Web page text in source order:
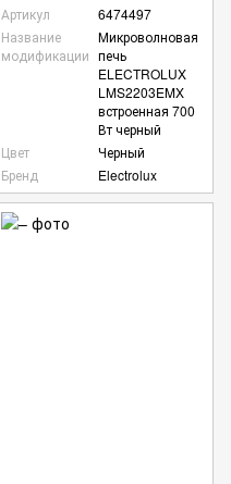
Артикул
6474497
Название
модификации
Микроволновая
печь
ELECTROLUX
LMS2203EMX
встроенная 700
Вт черный
Цвет
Черный
Бренд
Electrolux